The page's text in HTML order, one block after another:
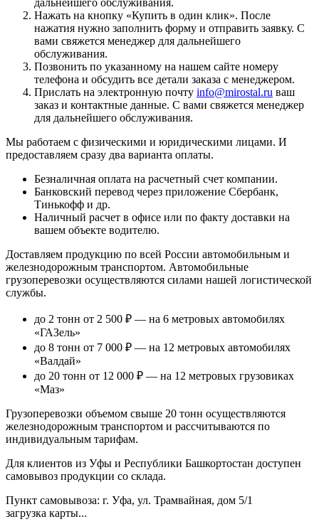
дальнейшего обслуживания.
Нажать на кнопку «Купить в один клик». После
нажатия нужно заполнить форму и отправить заявку. С
вами свяжется менеджер для дальнейшего
обслуживания.
Позвонить по указанному на нашем сайте номеру
телефона и обсудить все детали заказа с менеджером.
Прислать на электронную почту info@mirostal.ru ваш
заказ и контактные данные. С вами свяжется менеджер
для дальнейшего обслуживания.
Мы работаем с физическими и юридическими лицами. И
предоставляем сразу два варианта оплаты.
Безналичная оплата на расчетный счет компании.
Банковский перевод через приложение Сбербанк,
Тинькофф и др.
Наличный расчет в офисе или по факту доставки на
вашем объекте водителю.
Доставляем продукцию по всей России автомобильным и
железнодорожным транспортом. Автомобильные
грузоперевозки осуществляются силами нашей логистической
службы.
до 2 тонн от 2 500 ₽ — на 6 метровых автомобилях
«ГАЗель»
до 8 тонн от 7 000 ₽ — на 12 метровых автомобилях
«Валдай»
до 20 тонн от 12 000 ₽ — на 12 метровых грузовиках
«Маз»
Грузоперевозки объемом свыше 20 тонн осуществляются
железнодорожным транспортом и рассчитываются по
индивидуальным тарифам.
Для клиентов из Уфы и Республики Башкортостан доступен
самовывоз продукции со склада.
Пункт самовывоза: г. Уфа, ул. Трамвайная, дом 5/1
загрузка карты...